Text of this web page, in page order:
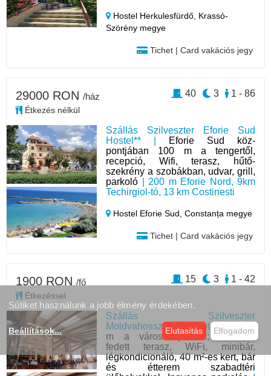
Hostel Herkulesfürdő, Krassó-
Szörény megye
Tichet | Card vakációs jegy
Szállás Szilveszter Eforie Sud
Hostel** |
Eforie Sud köz-
pontjában 100 m a tengertől,
recepció, Wifi, terasz, hűtő-
szekrény a szobákban, udvar, grill,
parkoló | 200 m Eforie Nord, 9km
Techirgiol-tó, 13 km Costinesti
Hostel Eforie Sud,Constanța megye
Tichet | Card vakációs jegy
29000 RON /ház
Étkezés nélkül
1 - 86
3
40
Szállás Szilveszter
Moldvahosszúmező Hotel *** |
400
m a városközponttól; Étterem,
fedett terasz, WiFi, minibár,
légkondicionáló, 40 m²-es kert, bár
és étterem szabadtéri
1900 RON /fő
Étkezéssel
1 - 42
3
15
Sütiket használunk a jobb élmény érdekében.
Beállítások... Elutasítás Elfogadom